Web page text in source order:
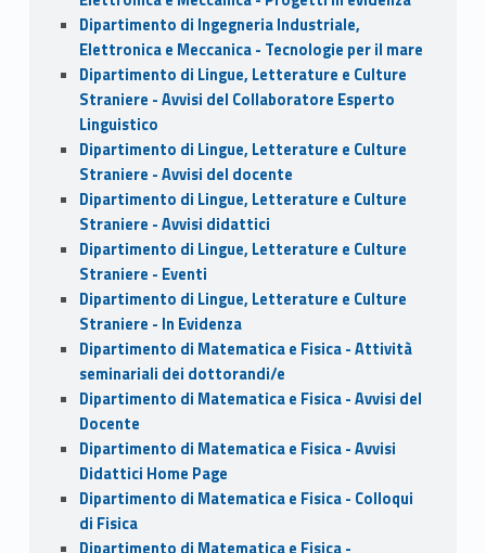
Dipartimento di Ingegneria Industriale,
Elettronica e Meccanica - Tecnologie per il mare
Dipartimento di Lingue, Letterature e Culture
Straniere - Avvisi del Collaboratore Esperto
Linguistico
Dipartimento di Lingue, Letterature e Culture
Straniere - Avvisi del docente
Dipartimento di Lingue, Letterature e Culture
Straniere - Avvisi didattici
Dipartimento di Lingue, Letterature e Culture
Straniere - Eventi
Dipartimento di Lingue, Letterature e Culture
Straniere - In Evidenza
Dipartimento di Matematica e Fisica - Attività
seminariali dei dottorandi/e
Dipartimento di Matematica e Fisica - Avvisi del
Docente
Dipartimento di Matematica e Fisica - Avvisi
Didattici Home Page
Dipartimento di Matematica e Fisica - Colloqui
di Fisica